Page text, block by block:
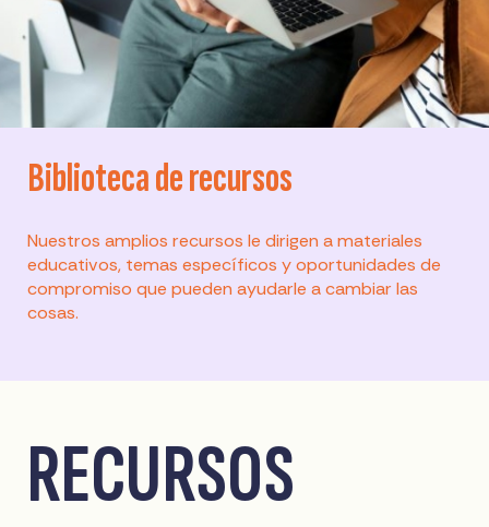
Biblioteca de recursos
Nuestros amplios recursos le dirigen a materiales
educativos, temas específicos y oportunidades de
compromiso que pueden ayudarle a cambiar las
cosas.
RECURSOS